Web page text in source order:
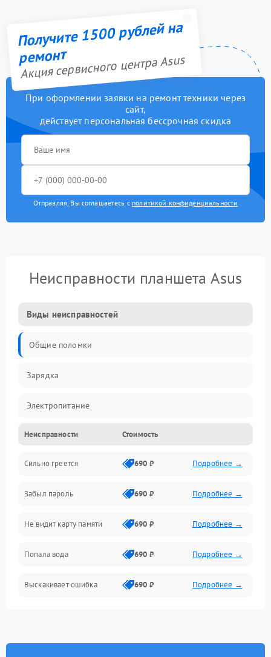
Получите 1500 рублей на
ремонт
Акция сервисного центра Asus
При оформлении заявки на ремонт техники через
сайт,
действует персональная бессрочная скидка
Отправляя, Вы соглашаетесь с политикой конфиденциальности
Неисправности планшета Asus
Виды неисправностей
Общие поломки
Зарядка
Электропитание
Экран и изображение
Дисплей
Экран (дисплей)
Связь
Разговор (микрофон, динамик)
Перегрев и нестабильная работа
Неисправности Стоимость
Сильно греется 690 ₽ Подробнее →
Забыл пароль 690 ₽ Подробнее →
Не видит карту памяти 690 ₽ Подробнее →
Попала вода 690 ₽ Подробнее →
Выскакивает ошибка 690 ₽ Подробнее →